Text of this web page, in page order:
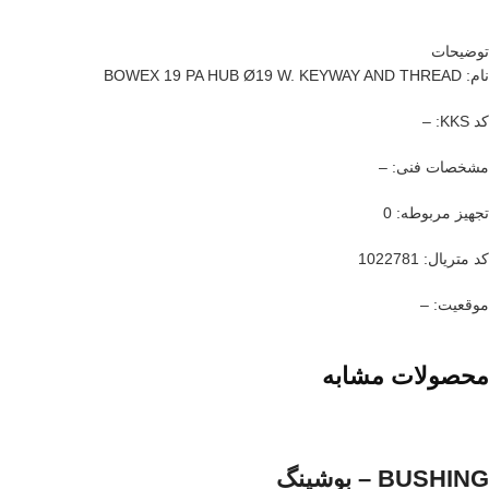
توضیحات
نام: BOWEX 19 PA HUB Ø19 W. KEYWAY AND THREAD
کد KKS: –
مشخصات فنی: –
تجهیز مربوطه: 0
کد متریال: 1022781
موقعیت: –
محصولات مشابه
BUSHING – بوشینگ